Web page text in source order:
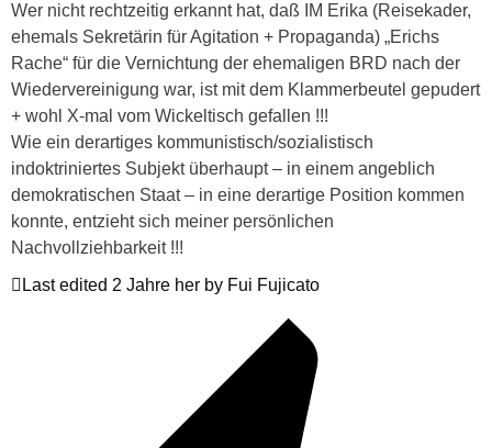
Wer nicht rechtzeitig erkannt hat, daß IM Erika (Reisekader,
ehemals Sekretärin für Agitation + Propaganda) „Erichs
Rache“ für die Vernichtung der ehemaligen BRD nach der
Wiedervereinigung war, ist mit dem Klammerbeutel gepudert
+ wohl X-mal vom Wickeltisch gefallen !!!
Wie ein derartiges kommunistisch/sozialistisch
indoktriniertes Subjekt überhaupt – in einem angeblich
demokratischen Staat – in eine derartige Position kommen
konnte, entzieht sich meiner persönlichen
Nachvollziehbarkeit !!!
Last edited 2 Jahre her by Fui Fujicato